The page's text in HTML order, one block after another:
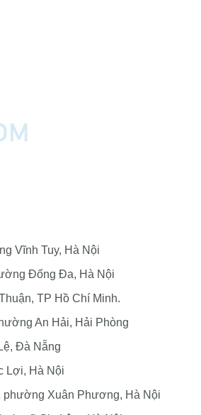
Vĩnh Tuy, Hà Nội
Đống Đa, Hà Nội
TP Hồ Chí Minh.
An Hải, Hải Phòng
Đà Nẵng
Lợi, Hà Nội
phường Xuân Phương, Hà Nội